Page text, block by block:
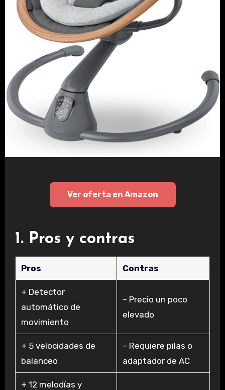
Ver oferta en Amazon
1. Pros y contras
Pros Contras
+ Detector
automático de
movimiento
– Precio un poco
elevado
+ 5 velocidades de
balanceo
– Requiere pilas o
adaptador de AC
+ 12 melodías y